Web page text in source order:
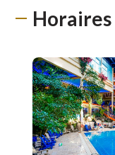
Horaires